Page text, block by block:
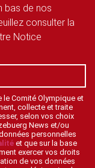
bas de nos
consulter la
Notice
Comité Olympique et
collecte et traite
selon vos choix
News et/ou
personnelles
et que sur la base
exercer vos droits
de vos données